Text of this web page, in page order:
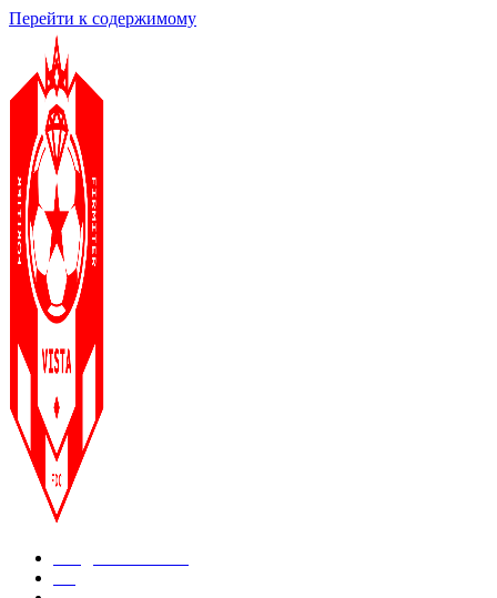
Перейти к содержимому